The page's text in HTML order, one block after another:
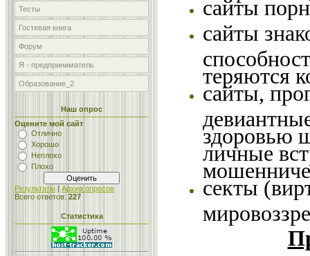
Тесты
Гостевая книга
Форум
Я - предприниматель
Образование_2
Наш опрос
Оцените мой сайт
Отлично
Хорошо
Неплохо
Плохо
Результаты | Архив опросов
Всего ответов: 227
Статистика
сайты
сайты
теряются
сайты,
здоровью
личные
секты